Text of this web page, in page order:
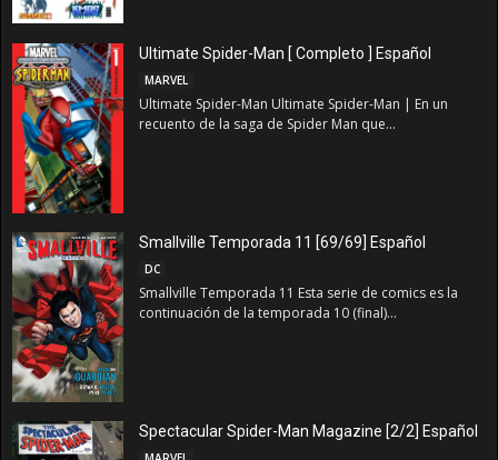
Ultimate Spider-Man [ Completo ] Español
MARVEL
Ultimate Spider-Man Ultimate Spider-Man | En un
recuento de la saga de Spider Man que...
Smallville Temporada 11 [69/69] Español
DC
Smallville Temporada 11 Esta serie de comics es la
continuación de la temporada 10 (final)...
Spectacular Spider-Man Magazine [2/2] Español